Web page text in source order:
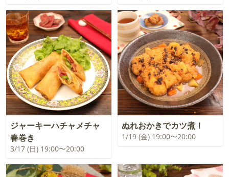
ジャーキーハチャメチャ
春巻き
3/17 (日) 19:00〜20:00
ぬれおかきでカツ煮！
1/19 (金) 19:00〜20:00